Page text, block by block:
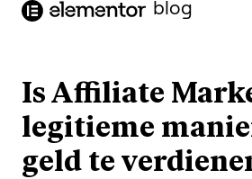
blog
Is Affiliate
legitieme
geld te